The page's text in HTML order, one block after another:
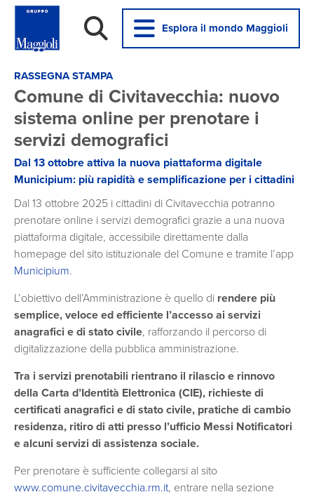
Esplora il mondo Maggioli
RASSEGNA STAMPA
Comune di Civitavecchia: nuovo
sistema online per prenotare i
servizi demografici
Dal 13 ottobre attiva la nuova piattaforma digitale
Municipium: più rapidità e semplificazione per i cittadini
Dal 13 ottobre 2025 i cittadini di Civitavecchia potranno
prenotare online i servizi demografici grazie a una nuova
piattaforma digitale, accessibile direttamente dalla
homepage del sito istituzionale del Comune e tramite l’app
Municipium.
L’obiettivo dell’Amministrazione è quello di rendere più
semplice, veloce ed efficiente l’accesso ai servizi
anagrafici e di stato civile, rafforzando il percorso di
digitalizzazione della pubblica amministrazione.
Tra i servizi prenotabili rientrano il rilascio e rinnovo
della Carta d’Identità Elettronica (CIE), richieste di
certificati anagrafici e di stato civile, pratiche di cambio
residenza, ritiro di atti presso l’ufficio Messi Notificatori
e alcuni servizi di assistenza sociale.
Per prenotare è sufficiente collegarsi al sito
www.comune.civitavecchia.rm.it, entrare nella sezione